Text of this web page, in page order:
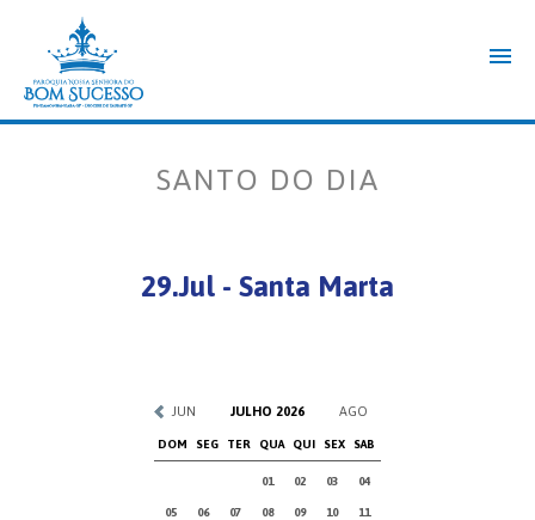
SANTO DO DIA
29.Jul - Santa Marta
JUN JULHO 2026 AGO
DOM SEG TER QUA QUI SEX SAB
01 02 03 04
05 06 07 08 09 10 11